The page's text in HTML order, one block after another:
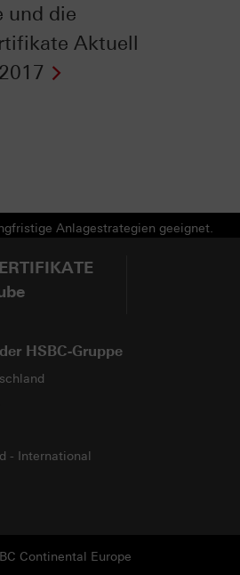
und die
Aktuell
Anlagestrategien geeignet.
HSBC-Gruppe
- International
Continental Europe